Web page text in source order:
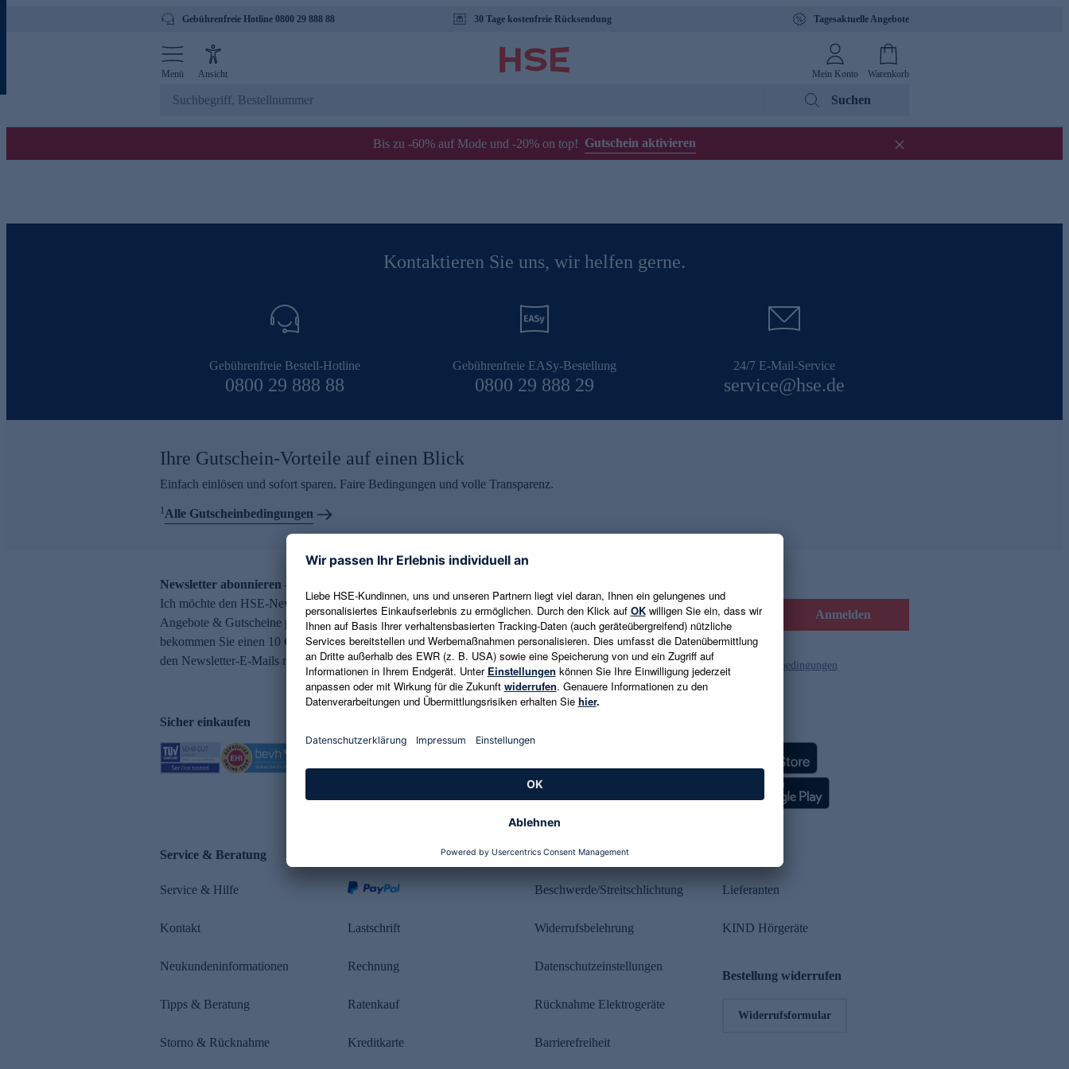
Gebührenfreie Hotline 0800 29 888 88 30 Tage kostenfreie Rücksendung Tagesaktuelle Angebote
Menü Ansicht Mein Konto Warenkorb
Suchen
Bis zu -60% auf Mode und -20% on top! Gutschein aktivieren
Kontaktieren Sie uns, wir helfen gerne.
Gebührenfreie Bestell-Hotline
0800 29 888 88
Gebührenfreie EASy-Bestellung
0800 29 888 29
24/7 E-Mail-Service
service@hse.de
Ihre Gutschein-Vorteile auf einen Blick
Einfach einlösen und sofort sparen. Faire Bedingungen und volle Transparenz.
1Alle Gutscheinbedingungen
Newsletter abonnieren – 10 € Gutschein erhalten
Ich möchte den HSE-Newsletter abonnieren und aktuelle Trends,
Angebote & Gutscheine per E-Mail erhalten. Als Dankeschön
bekommen Sie einen 10 € Gutschein. Eine Abmeldung ist jederzeit in
den Newsletter-E-Mails möglich.
E-Mail-Adresse eingeben Anmelden
Es gelten die Datenschutzrichtlinien und die Gutscheinbedingungen
Sicher einkaufen
Service & Beratung
Service & Hilfe
Kontakt
Neukundeninformationen
Tipps & Beratung
Storno & Rücknahme
Lastschrift
Rechnung
Ratenkauf
Kreditkarte
Rechtliches
Beschwerde/Streitschlichtung
Widerrufsbelehrung
Datenschutzeinstellungen
Rücknahme Elektrogeräte
Barrierefreiheit
Lieferanten
KIND Hörgeräte
Bestellung widerrufen
Widerrufsformular